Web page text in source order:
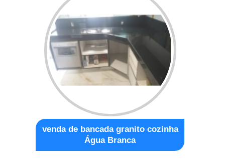
venda de bancada granito cozinha
Água Branca